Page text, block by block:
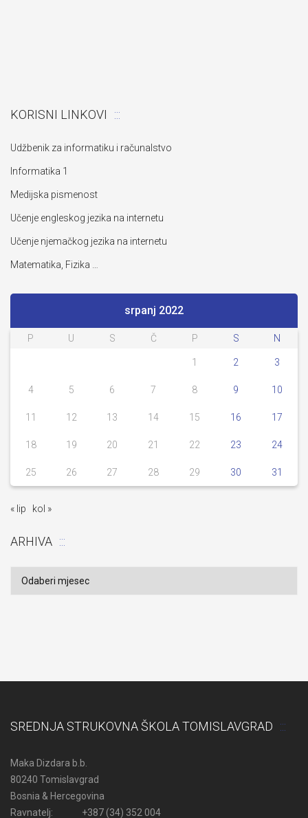
KORISNI LINKOVI
Udžbenik za informatiku i računalstvo
Informatika 1
Medijska pismenost
Učenje engleskog jezika na internetu
Učenje njemačkog jezika na internetu
Matematika, Fizika …
srpanj 2022
P U S Č P S N
1 2 3
4 5 6 7 8 9 10
11 12 13 14 15 16 17
18 19 20 21 22 23 24
25 26 27 28 29 30 31
« lip kol »
ARHIVA
Arhiva
SREDNJA STRUKOVNA ŠKOLA TOMISLAVGRAD
Maka Dizdara b.b.
80240 Tomislavgrad
Bosnia & Hercegovina
Ravnatelj: +387 (34) 352 004